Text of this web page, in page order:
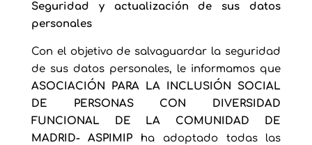
Seguridad y actualización de sus datos
personales
Con el objetivo de salvaguardar la seguridad
de sus datos personales, le informamos que
ASOCIACIÓN PARA LA INCLUSIÓN SOCIAL
DE PERSONAS CON DIVERSIDAD
FUNCIONAL DE LA COMUNIDAD DE
MADRID- ASPIMIP ha adoptado todas las